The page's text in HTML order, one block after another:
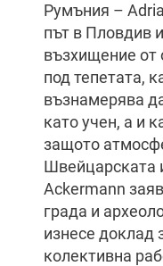
Румъния –
път в Пловдив
възхищение от
под тепетата,
възнамерява
като учен, а и
защото
Швейцарската
Ackermann
града и
изнесе доклад
колективна